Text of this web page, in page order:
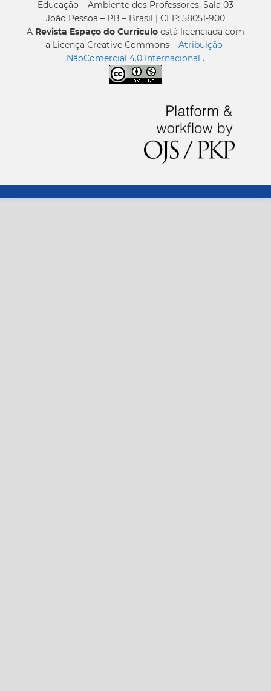
Educação – Ambiente dos Professores, Sala 03
João Pessoa – PB – Brasil | CEP: 58051-900
A Revista Espaço do Currículo está licenciada com
a Licença Creative Commons – Atribuição-
NãoComercial 4.0 Internacional .